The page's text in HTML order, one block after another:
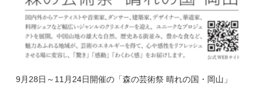
9月28日～11月24日開催の「森の芸術祭 晴れの国・岡山」